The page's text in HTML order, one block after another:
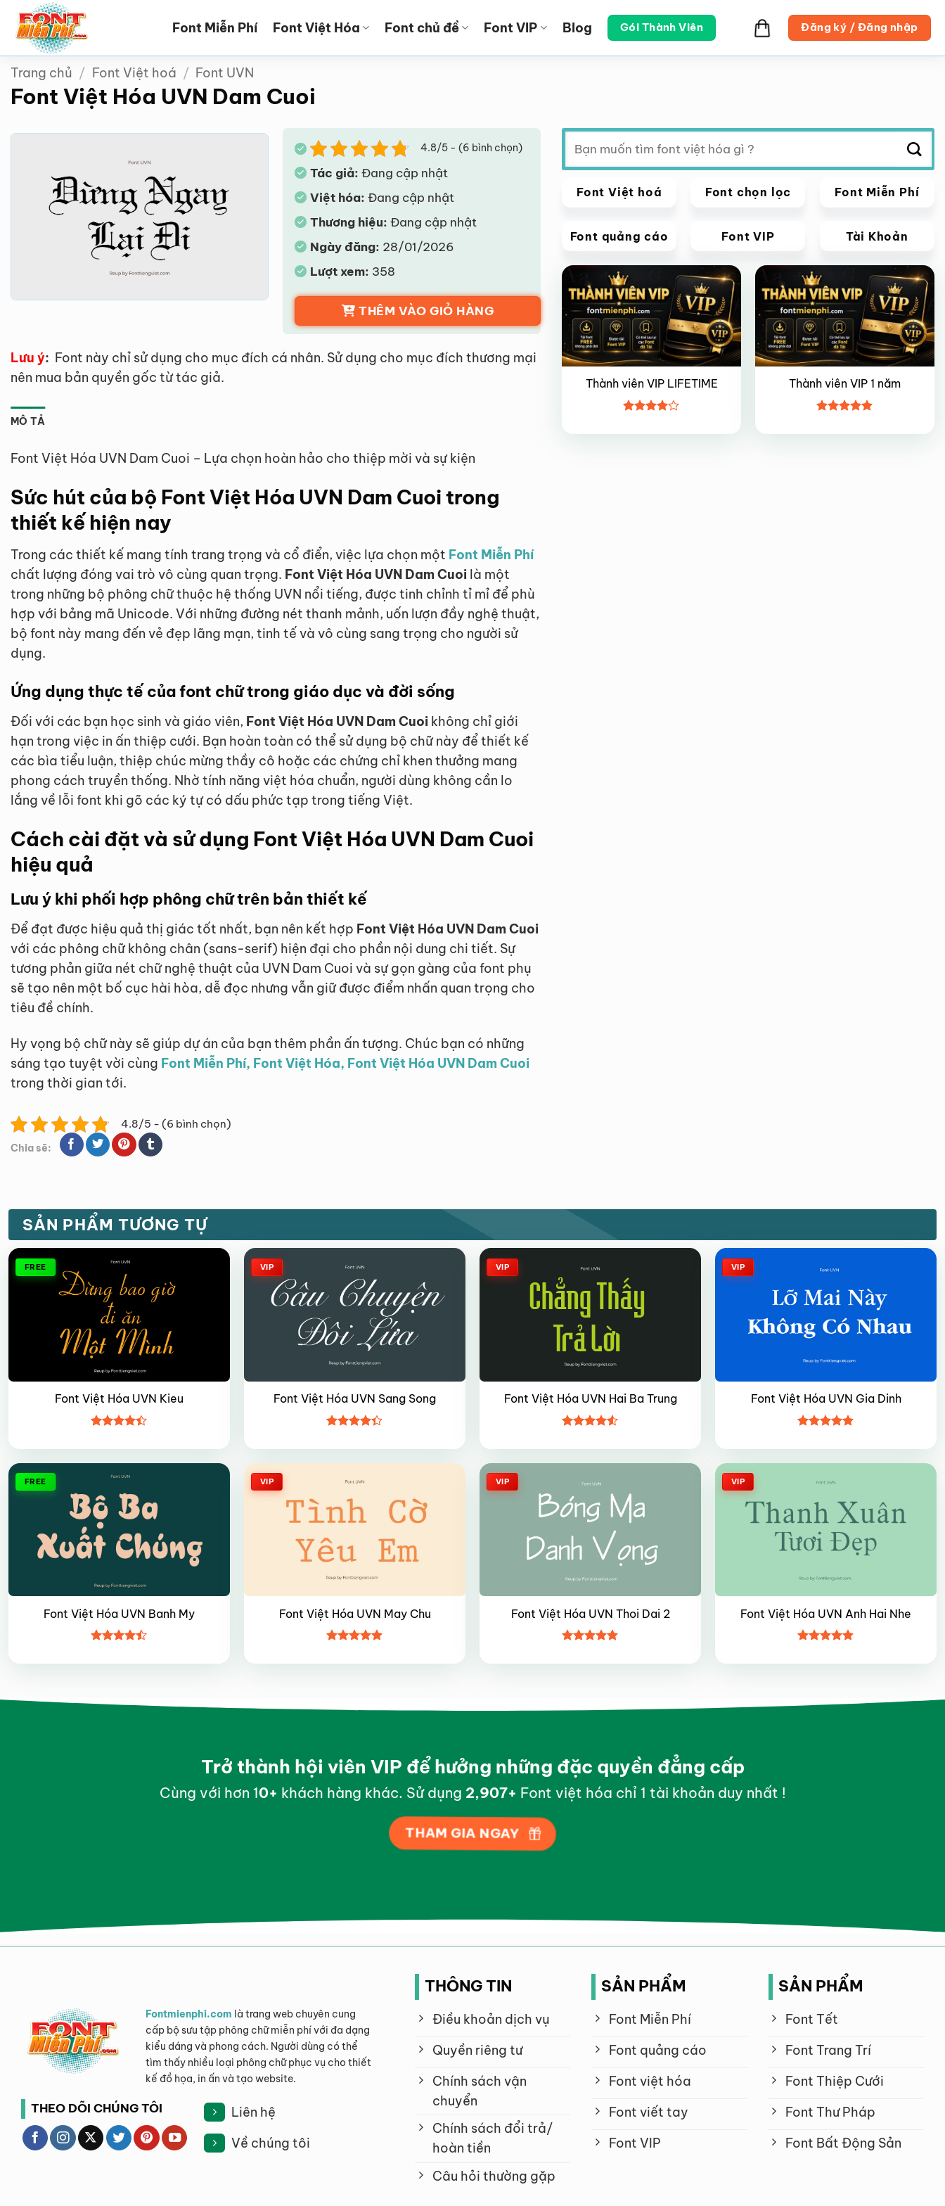
qua
dung
Font Miễn Phí Font Việt Hóa Font chủ đề Font VIP Blog Gói Thành Viên Đăng ký / Đăng nhập
Trang chủ / Font Việt hoá / Font UVN
Font Việt Hóa UVN Dam Cuoi
4.8/5 - (6 bình chọn)
Tác giả: Đang cập nhật
Việt hóa: Đang cập nhật
Thương hiệu: Đang cập nhật
Ngày đăng: 28/01/2026
Lượt xem: 358
THÊM VÀO GIỎ HÀNG
Lưu ý: Font này chỉ sử dụng cho mục đích cá nhân. Sử dụng cho mục đích thương mại
nên mua bản quyền gốc từ tác giả.
MÔ TẢ
Font Việt Hóa UVN Dam Cuoi – Lựa chọn hoàn hảo cho thiệp mời và sự kiện
Sức hút của bộ Font Việt Hóa UVN Dam Cuoi trong
thiết kế hiện nay
Trong các thiết kế mang tính trang trọng và cổ điển, việc lựa chọn một Font Miễn Phí
chất lượng đóng vai trò vô cùng quan trọng. Font Việt Hóa UVN Dam Cuoi là một
trong những bộ phông chữ thuộc hệ thống UVN nổi tiếng, được tinh chỉnh tỉ mỉ để phù
hợp với bảng mã Unicode. Với những đường nét thanh mảnh, uốn lượn đầy nghệ thuật,
bộ font này mang đến vẻ đẹp lãng mạn, tinh tế và vô cùng sang trọng cho người sử
dụng.
Ứng dụng thực tế của font chữ trong giáo dục và đời sống
Đối với các bạn học sinh và giáo viên, Font Việt Hóa UVN Dam Cuoi không chỉ giới
hạn trong việc in ấn thiệp cưới. Bạn hoàn toàn có thể sử dụng bộ chữ này để thiết kế
các bìa tiểu luận, thiệp chúc mừng thầy cô hoặc các chứng chỉ khen thưởng mang
phong cách truyền thống. Nhờ tính năng việt hóa chuẩn, người dùng không cần lo
lắng về lỗi font khi gõ các ký tự có dấu phức tạp trong tiếng Việt.
Cách cài đặt và sử dụng Font Việt Hóa UVN Dam Cuoi
hiệu quả
Lưu ý khi phối hợp phông chữ trên bản thiết kế
Để đạt được hiệu quả thị giác tốt nhất, bạn nên kết hợp Font Việt Hóa UVN Dam Cuoi
với các phông chữ không chân (sans-serif) hiện đại cho phần nội dung chi tiết. Sự
tương phản giữa nét chữ nghệ thuật của UVN Dam Cuoi và sự gọn gàng của font phụ
sẽ tạo nên một bố cục hài hòa, dễ đọc nhưng vẫn giữ được điểm nhấn quan trọng cho
tiêu đề chính.
Hy vọng bộ chữ này sẽ giúp dự án của bạn thêm phần ấn tượng. Chúc bạn có những
sáng tạo tuyệt vời cùng Font Miễn Phí, Font Việt Hóa, Font Việt Hóa UVN Dam Cuoi
trong thời gian tới.
4.8/5 - (6 bình chọn)
Chia sẽ:
Tìm
kiếm:
Font Việt hoá Font chọn lọc Font Miễn Phí
Font quảng cáo Font VIP Tài Khoản
Giảm giá!
Thành viên VIP LIFETIME
xếp hạng
Giảm giá!
Thành viên VIP 1 năm
hạng55
SẢN PHẨM TƯƠNG TỰ
FREE
Font Việt Hóa UVN Kieu
hạng4.4
VIP
Font Việt Hóa UVN Sang Song
hạng4.35
VIP
Font Việt Hóa UVN Hai Ba Trung
hạng4.5
VIP
Font Việt Hóa UVN Gia Dinh
hạng4.95
FREE
Font Việt Hóa UVN Banh My
hạng4.45
VIP
Font Việt Hóa UVN May Chu
hạng4.85
VIP
Font Việt Hóa UVN Thoi Dai 2
hạng4.95
VIP
Font Việt Hóa UVN Anh Hai Nhe
hạng4.85
Trở thành hội viên VIP để hưởng những đặc quyền đẳng cấp
Cùng với hơn 10+ khách hàng khác. Sử dụng 2,994+ Font việt hóa chỉ 1 tài khoản duy nhất !
THAM GIA NGAY
Fontmienphi.com là trang web chuyên cung
cấp bộ sưu tập phông chữ miễn phí với đa dạng
kiểu dáng và phong cách. Người dùng có thể
tìm thấy nhiều loại phông chữ phục vụ cho thiết
kế đồ họa, in ấn và tạo website.
THEO DÕI CHÚNG TÔI
Liên hệ
Về chúng tôi
THÔNG TIN
Điều khoản dịch vụ
Quyền riêng tư
Chính sách vận
chuyển
Chính sách đổi trả/
hoàn tiền
Câu hỏi thường gặp
SẢN PHẨM
Font Miễn Phí
Font quảng cáo
Font việt hóa
Font viết tay
Font VIP
SẢN PHẨM
Font Tết
Font Trang Trí
Font Thiệp Cưới
Font Thư Pháp
Font Bất Động Sản